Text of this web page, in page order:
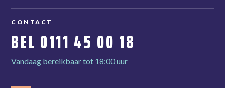
CONTACT
BEL 0111 45 00 18
Vandaag bereikbaar tot 18:00 uur